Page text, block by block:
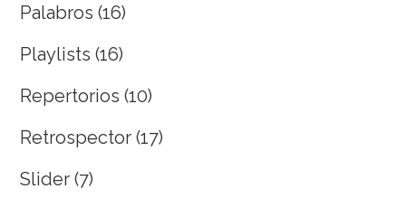
Palabros (16)
Playlists (16)
Repertorios (10)
Retrospector (17)
Slider (7)